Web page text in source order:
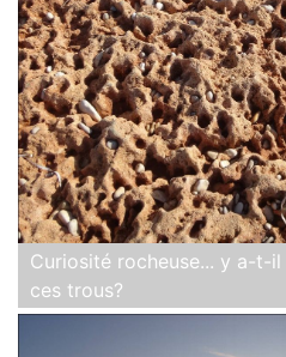
Curiosité rocheuse... y a-t-
ces trous?